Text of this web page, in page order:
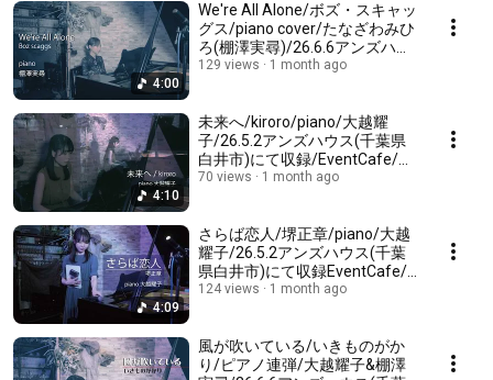
4:00
We're All Alone/ボズ・スキャッ
グス/piano cover/たなざわみひ
ろ(棚澤実尋)/26.6.6アンズハウ
ス(千葉県白井市)にて収録/夏空
129 views 1 month ago
4:10
未来へ/kiroro/piano/大越耀
子/26.5.2アンズハウス(千葉県
白井市)にて収録/EventCafe/
【次回】★夏空に響くピアノソ
70 views 1 month ago
4:09
さらば恋人/堺正章/piano/大越
耀子/26.5.2アンズハウス(千葉
県白井市)にて収録EventCafe/
次のライブ案内★夏空に響くピ
124 views 1 month ago
風が吹いている/いきものがか
り/ピアノ連弾/大越耀子&棚澤